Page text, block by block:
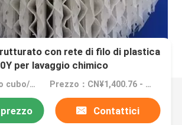
con rete di filo di plastica
per lavaggio chimico
MOQ：1.0 Metro cubo/metro cubo (ordine minimo) Prezzo：CN¥1,400.76 - CN¥2,801.52
Contattici